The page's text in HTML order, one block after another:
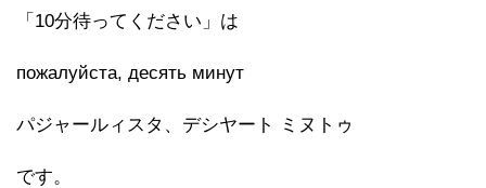
「10分待ってください」は
пожалуйста, десять минут
パジャールィスタ、デシヤート ミヌトゥ
です。